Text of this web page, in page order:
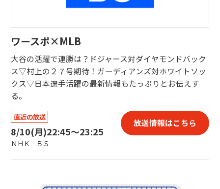
ワースポ×MLB
大谷の活躍で連勝は？ドジャース対ダイヤモンドバック
ス▽村上の２７号期待！ガーディアンズ対ホワイトソッ
クス▽日本選手活躍の最新情報もたっぷりとお伝えす
る。
直近の放送
8/10(月)22:45〜23:25
ＮＨＫ ＢＳ
放送情報はこちら